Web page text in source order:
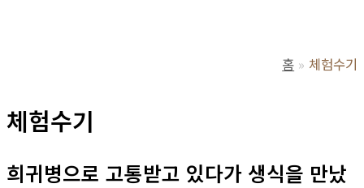
홈
체험수기
체험수기
희귀병으로 고통받고 있다가 생식을 만났